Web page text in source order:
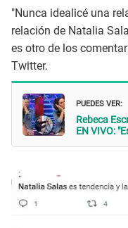
"Nunca idealicé una
relación de Natalia
es otro de los
Twitter.
PUEDES VER:
Rebeca
EN VIVO: